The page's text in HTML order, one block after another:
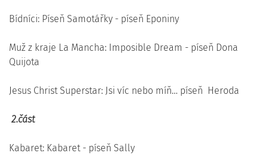
Bídníci: Píseň Samotářky - píseň Eponiny
Muž z kraje La Mancha: Imposible Dream - píseň Dona
Jesus Christ Superstar: Jsi víc nebo míň… píseň Heroda
2.část
Kabaret: Kabaret - píseň Sally